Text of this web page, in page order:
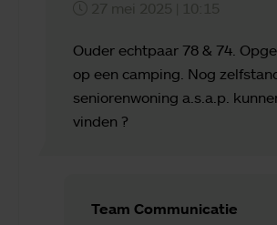
27 mei 2025 | 10:15
Ouder echtpaar 78 & 74.
op een camping. Nog
seniorenwoning a.s.a.p.
vinden ?
Team Communicatie